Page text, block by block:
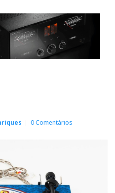
0 Comentários